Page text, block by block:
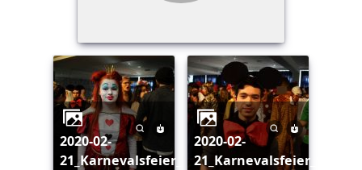
2020-02-
21_Karnevalsfeier_144
2020-02-
21_Karnevalsfeier_145